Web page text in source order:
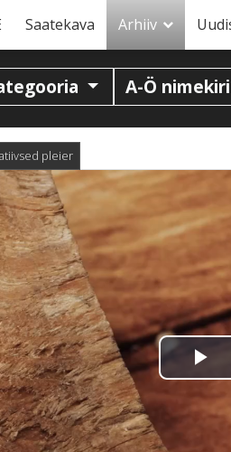
Saatekava Arhiiv
A-Ö nimekiri
pleier